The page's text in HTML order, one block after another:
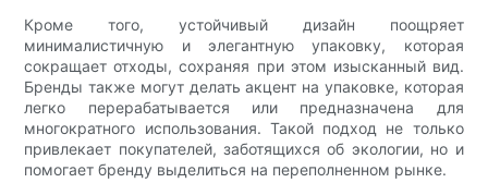
Кроме того, устойчивый дизайн поощряет
минималистичную и элегантную упаковку, которая
сокращает отходы, сохраняя при этом изысканный вид.
Бренды также могут делать акцент на упаковке, которая
легко перерабатывается или предназначена для
многократного использования. Такой подход не только
привлекает покупателей, заботящихся об экологии, но и
помогает бренду выделиться на переполненном рынке.